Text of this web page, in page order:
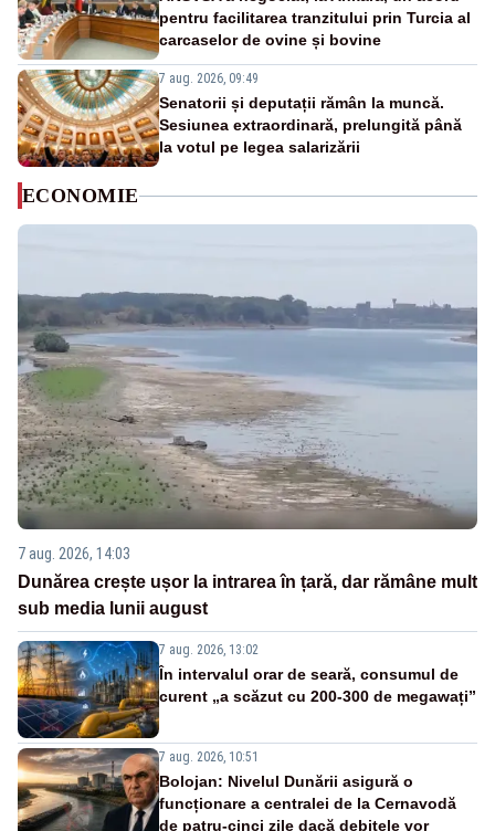
pentru facilitarea tranzitului prin Turcia al
carcaselor de ovine și bovine
7 aug. 2026, 09:49
Senatorii și deputații rămân la muncă.
Sesiunea extraordinară, prelungită până
la votul pe legea salarizării
ECONOMIE
7 aug. 2026, 14:03
Dunărea crește ușor la intrarea în țară, dar rămâne mult
sub media lunii august
7 aug. 2026, 13:02
În intervalul orar de seară, consumul de
curent „a scăzut cu 200-300 de megawați”
7 aug. 2026, 10:51
Bolojan: Nivelul Dunării asigură o
funcționare a centralei de la Cernavodă
de patru-cinci zile dacă debitele vor